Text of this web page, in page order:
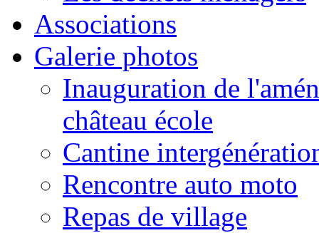
Associations
Galerie photos
Inauguration de
château école
Cantine
Rencontre auto moto
Repas de village